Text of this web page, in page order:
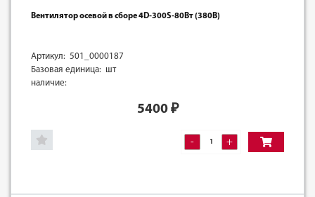
Вентилятор осевой в сборе 4D-300S-80Вт (380В)
Артикул: 501_0000187
Базовая единица: шт
наличие:
5400₽
- +